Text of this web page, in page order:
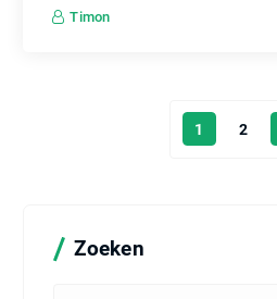
Timon
1 2
Zoeken